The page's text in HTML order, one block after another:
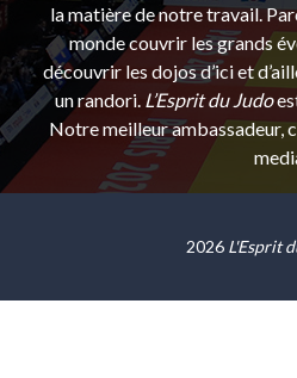
la matière de notre travail.
monde couvrir les grands
découvrir les dojos d’ici et
un randori. L’Esprit du Judo
Notre meilleur ambassadeur,
2026 L'Esprit